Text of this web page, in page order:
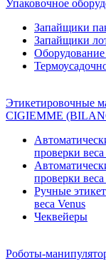
Упаковочное
Запайщики
Запайщики
Этикетировочные
CIGIEMME
проверки веса
проверки
Ручные
веса Venus
Чеквейеры
Роботы-